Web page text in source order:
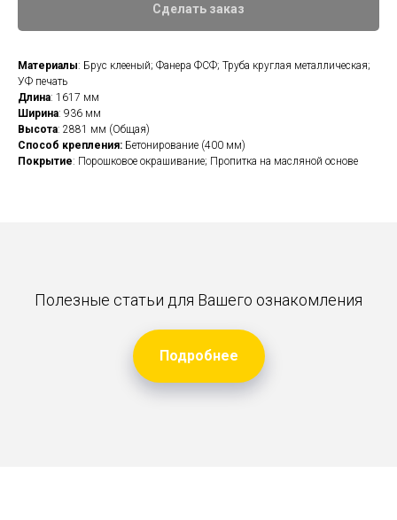
Сделать заказ
Материалы: Брус клееный; Фанера ФСФ; Труба круглая металлическая;
УФ печать
Длина: 1617 мм
Ширина: 936 мм
Высота: 2881 мм (Общая)
Способ крепления: Бетонирование (400 мм)
Покрытие: Порошковое окрашивание; Пропитка на масляной основе
Полезные статьи для Вашего ознакомления
Подробнее